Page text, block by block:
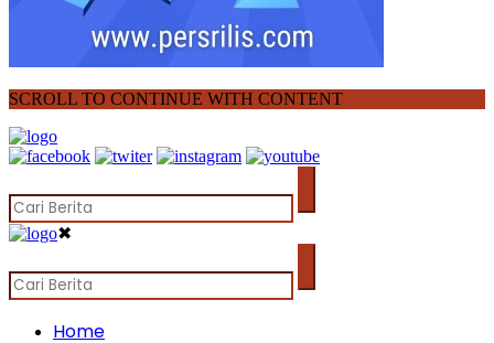
SCROLL TO CONTINUE WITH CONTENT
✖
Home